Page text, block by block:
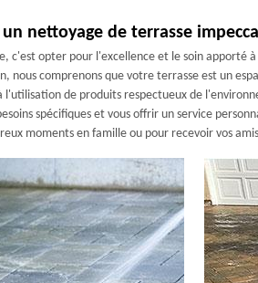
nettoyage de terrasse
c'est opter pour l'excellence et le soin
nous comprenons que votre terrasse est un
de produits respectueux de
spécifiques et vous offrir un service
moments en famille ou pour recevoir vos